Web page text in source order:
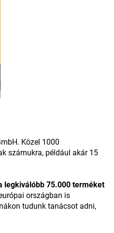
Közel 1000
számukra, például akár 15
legkiválóbb 75.000 terméket
országban is
tudunk tanácsot adni,